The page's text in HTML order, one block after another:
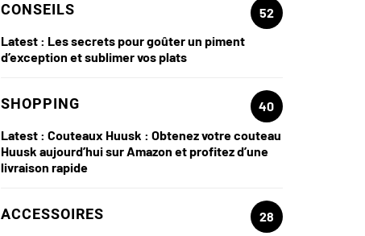
CONSEILS
52
Latest : Les secrets pour goûter un piment
d’exception et sublimer vos plats
SHOPPING
40
Latest : Couteaux Huusk : Obtenez votre couteau
Huusk aujourd’hui sur Amazon et profitez d’une
livraison rapide
ACCESSOIRES
28